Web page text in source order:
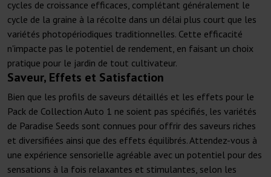
cycles de croissance efficaces, complétant généralement le
cycle de la graine à la récolte dans un délai plus court que les
variétés photopériodiques traditionnelles. Cette efficacité
n'impacte pas le potentiel de rendement, en faisant un choix
pratique pour le jardin de tout cultivateur.
Saveur, Effets et Satisfaction
Bien que les profils de saveurs détaillés et les effets pour le
Pack de Collection Auto 1 ne soient pas spécifiés, les variétés
de Paradise Seeds sont connues pour offrir des saveurs riches
et diversifiées ainsi que des effets équilibrés. Attendez-vous à
une expérience sensorielle agréable avec un potentiel pour des
sensations à la fois relaxantes et stimulantes, selon les